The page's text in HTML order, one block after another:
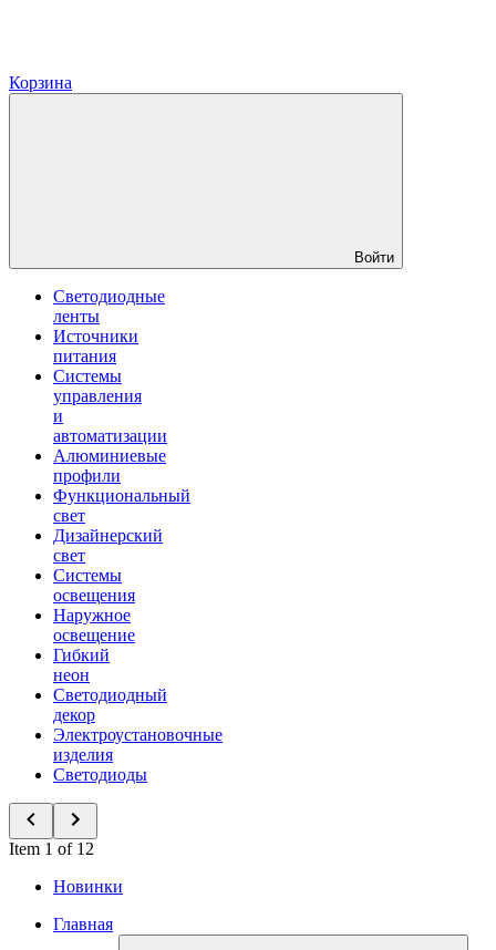
Корзина
Войти
Светодиодные
ленты
Источники
питания
Системы
управления
и
автоматизации
Алюминиевые
профили
Функциональный
свет
Дизайнерский
свет
Системы
освещения
Наружное
освещение
Гибкий
неон
Светодиодный
декор
Электроустановочные
изделия
Светодиоды
Item 1 of 12
Новинки
Главная